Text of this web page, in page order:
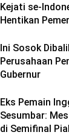
Kejati se-
Hentikan
Ini Sosok
Perusahaan
Gubernur
Eks Pemain
Sesumbar:
di Semifinal